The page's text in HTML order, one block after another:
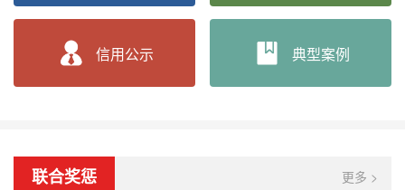
“2018北京榜样”发布八月第一周5
信用公示 典型案例
联合奖惩 更多 >